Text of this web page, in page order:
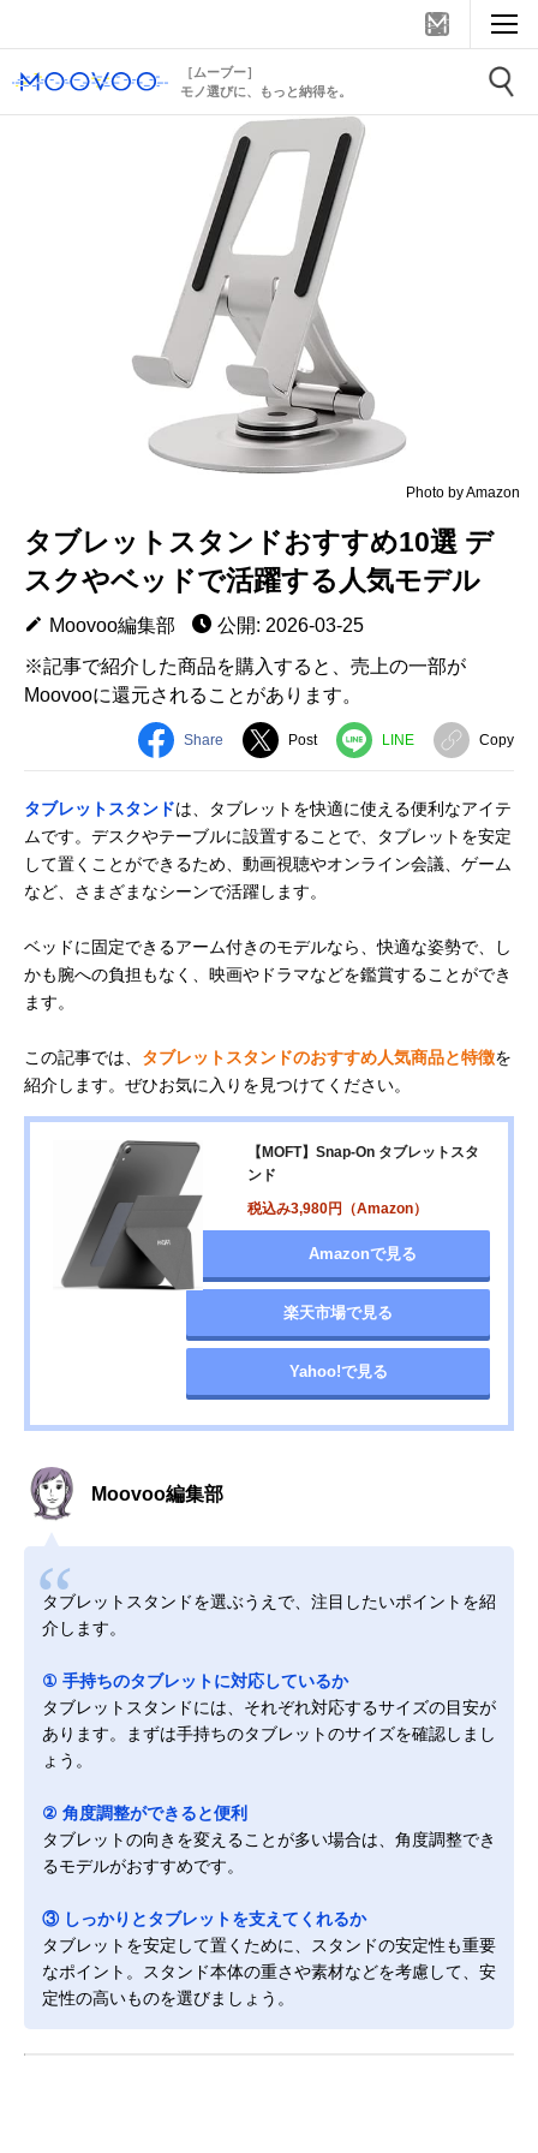
［ムーブー］
モノ選びに、もっと納得を。
Photo by Amazon
タブレットスタンドおすすめ10選 デ
スクやベッドで活躍する人気モデル
Moovoo編集部
公開: 2026-03-25
※記事で紹介した商品を購入すると、売上の一部が
Moovooに還元されることがあります。
Share Post LINE Copy
タブレットスタンドは、タブレットを快適に使える便利なアイテ
ムです。デスクやテーブルに設置することで、タブレットを安定
して置くことができるため、動画視聴やオンライン会議、ゲーム
など、さまざまなシーンで活躍します。
ベッドに固定できるアーム付きのモデルなら、快適な姿勢で、し
かも腕への負担もなく、映画やドラマなどを鑑賞することができ
ます。
この記事では、 タブレットスタンドのおすすめ人気商品と特徴を
紹介します。ぜひお気に入りを見つけてください。
【MOFT】Snap-On タブレットスタ
ンド
税込み3,980円（Amazon）
Amazonで見る
楽天市場で見る
Yahoo!で見る
Moovoo編集部
タブレットスタンドを選ぶうえで、注目したいポイントを紹
介します。
① 手持ちのタブレットに対応しているか
タブレットスタンドには、それぞれ対応するサイズの目安が
あります。まずは手持ちのタブレットのサイズを確認しまし
ょう。
② 角度調整ができると便利
タブレットの向きを変えることが多い場合は、角度調整でき
るモデルがおすすめです。
③ しっかりとタブレットを支えてくれるか
タブレットを安定して置くために、スタンドの安定性も重要
なポイント。スタンド本体の重さや素材などを考慮して、安
定性の高いものを選びましょう。